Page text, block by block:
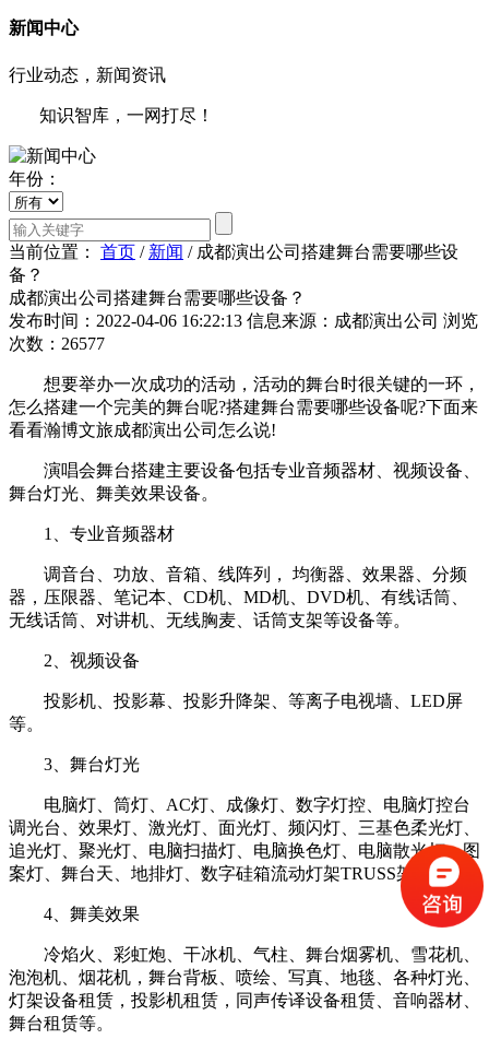
新闻中心
行业动态，新闻资讯
知识智库，一网打尽！
年份：
当前位置： 首页 / 新闻 / 成都演出公司搭建舞台需要哪些设
备？
成都演出公司搭建舞台需要哪些设备？
发布时间：2022-04-06 16:22:13 信息来源：成都演出公司 浏览
次数：26577
想要举办一次成功的活动，活动的舞台时很关键的一环，
怎么搭建一个完美的舞台呢?搭建舞台需要哪些设备呢?下面来
看看瀚博文旅成都演出公司怎么说!
演唱会舞台搭建主要设备包括专业音频器材、视频设备、
舞台灯光、舞美效果设备。
1、专业音频器材
调音台、功放、音箱、线阵列， 均衡器、效果器、分频
器，压限器、笔记本、CD机、MD机、DVD机、有线话筒、
无线话筒、对讲机、无线胸麦、话筒支架等设备等。
2、视频设备
投影机、投影幕、投影升降架、等离子电视墙、LED屏
等。
3、舞台灯光
电脑灯、筒灯、AC灯、成像灯、数字灯控、电脑灯控台
调光台、效果灯、激光灯、面光灯、频闪灯、三基色柔光灯、
追光灯、聚光灯、电脑扫描灯、电脑换色灯、电脑散光灯、图
案灯、舞台天、地排灯、数字硅箱流动灯架TRUSS架等。
4、舞美效果
冷焰火、彩虹炮、干冰机、气柱、舞台烟雾机、雪花机、
泡泡机、烟花机，舞台背板、喷绘、写真、地毯、各种灯光、
灯架设备租赁，投影机租赁，同声传译设备租赁、音响器材、
舞台租赁等。